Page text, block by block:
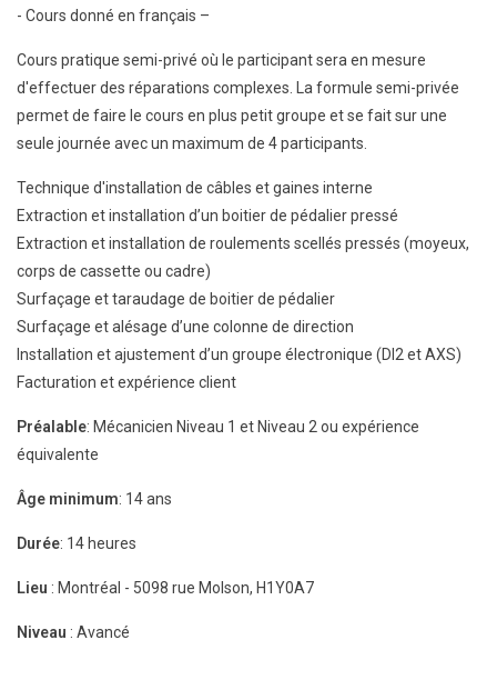
- Cours donné en français –
Cours pratique semi-privé où le participant sera en mesure
d'effectuer des réparations complexes. La formule semi-privée
permet de faire le cours en plus petit groupe et se fait sur une
seule journée avec un maximum de 4 participants.
Technique d'installation de câbles et gaines interne
Extraction et installation d’un boitier de pédalier pressé
Extraction et installation de roulements scellés pressés (moyeux,
corps de cassette ou cadre)
Surfaçage et taraudage de boitier de pédalier
Surfaçage et alésage d’une colonne de direction
Installation et ajustement d’un groupe électronique (DI2 et AXS)
Facturation et expérience client
Préalable: Mécanicien Niveau 1 et Niveau 2 ou expérience
équivalente
Âge minimum: 14 ans
Durée: 14 heures
Lieu : Montréal - 5098 rue Molson, H1Y0A7
Niveau : Avancé